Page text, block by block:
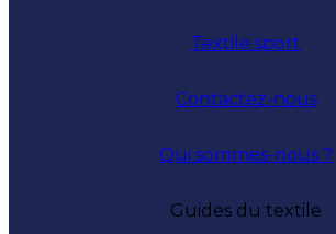
Textile sport
Contactez-nous
Qui sommes-nous ?
Guides du textile